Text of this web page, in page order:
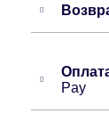
Pay